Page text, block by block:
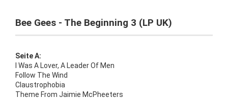
Bee Gees - The Beginning 3 (LP UK)
Seite A:
I Was A Lover, A Leader Of Men
Follow The Wind
Claustrophobia
Theme From Jaimie McPheeters